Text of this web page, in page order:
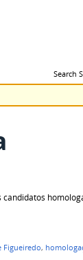
Search
Figueiredo,